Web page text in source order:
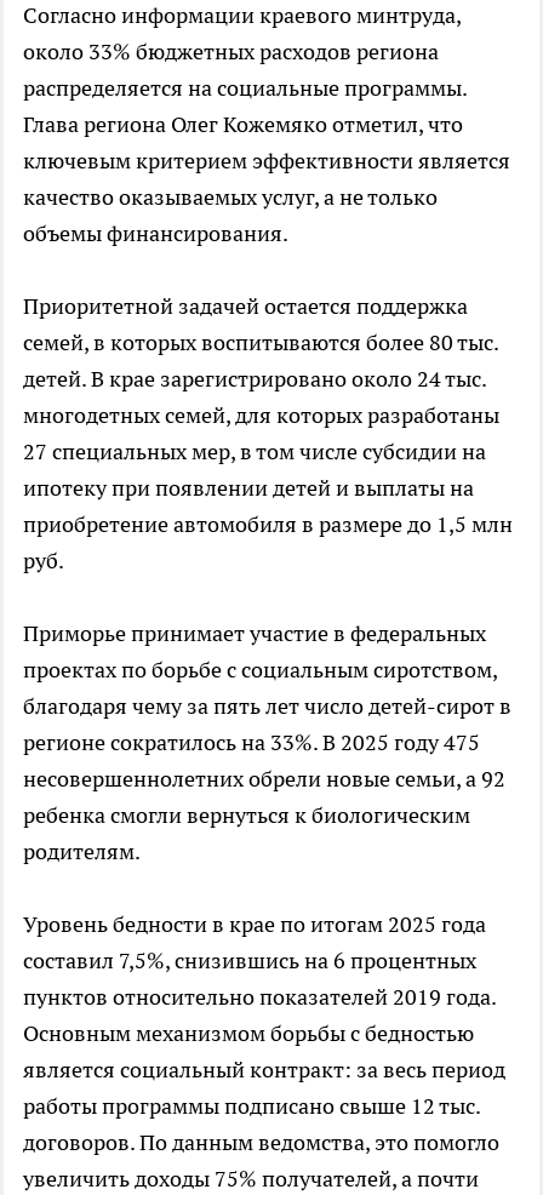
Согласно информации краевого минтруда,
около 33% бюджетных расходов региона
распределяется на социальные программы.
Глава региона Олег Кожемяко отметил, что
ключевым критерием эффективности является
качество оказываемых услуг, а не только
объемы финансирования.
Приоритетной задачей остается поддержка
семей, в которых воспитываются более 80 тыс.
детей. В крае зарегистрировано около 24 тыс.
многодетных семей, для которых разработаны
27 специальных мер, в том числе субсидии на
ипотеку при появлении детей и выплаты на
приобретение автомобиля в размере до 1,5 млн
руб.
Приморье принимает участие в федеральных
проектах по борьбе с социальным сиротством,
благодаря чему за пять лет число детей-сирот в
регионе сократилось на 33%. В 2025 году 475
несовершеннолетних обрели новые семьи, а 92
ребенка смогли вернуться к биологическим
родителям.
Уровень бедности в крае по итогам 2025 года
составил 7,5%, снизившись на 6 процентных
пунктов относительно показателей 2019 года.
Основным механизмом борьбы с бедностью
является социальный контракт: за весь период
работы программы подписано свыше 12 тыс.
договоров. По данным ведомства, это помогло
увеличить доходы 75% получателей, а почти